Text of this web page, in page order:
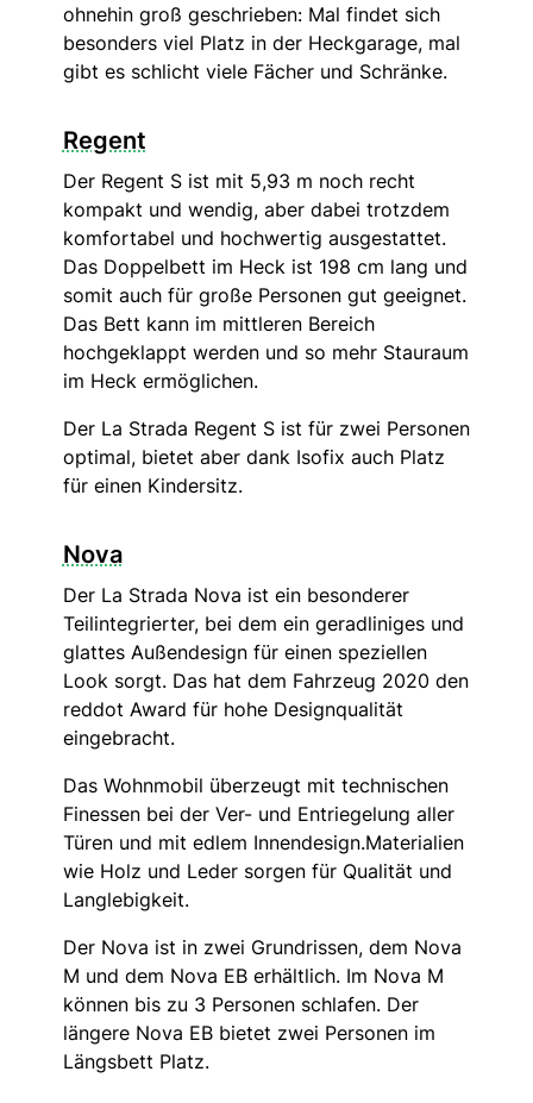
ohnehin groß geschrieben: Mal findet sich
besonders viel Platz in der Heckgarage, mal
gibt es schlicht viele Fächer und Schränke.
Regent
Der Regent S ist mit 5,93 m noch recht
kompakt und wendig, aber dabei trotzdem
komfortabel und hochwertig ausgestattet.
Das Doppelbett im Heck ist 198 cm lang und
somit auch für große Personen gut geeignet.
Das Bett kann im mittleren Bereich
hochgeklappt werden und so mehr Stauraum
im Heck ermöglichen.
Der La Strada Regent S ist für zwei Personen
optimal, bietet aber dank Isofix auch Platz
für einen Kindersitz.
Nova
Der La Strada Nova ist ein besonderer
Teilintegrierter, bei dem ein geradliniges und
glattes Außendesign für einen speziellen
Look sorgt. Das hat dem Fahrzeug 2020 den
reddot Award für hohe Designqualität
eingebracht.
Das Wohnmobil überzeugt mit technischen
Finessen bei der Ver- und Entriegelung aller
Türen und mit edlem Innendesign.Materialien
wie Holz und Leder sorgen für Qualität und
Langlebigkeit.
Der Nova ist in zwei Grundrissen, dem Nova
M und dem Nova EB erhältlich. Im Nova M
können bis zu 3 Personen schlafen. Der
längere Nova EB bietet zwei Personen im
Längsbett Platz.